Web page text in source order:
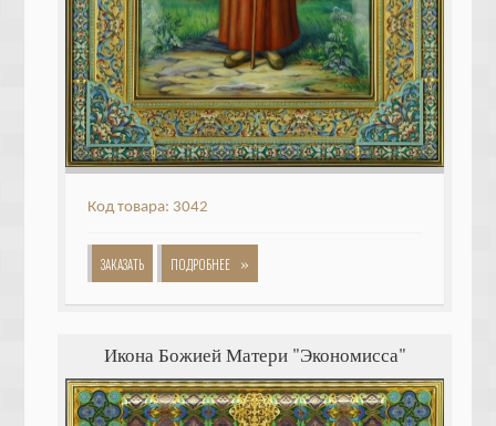
Код товара: 3042
ЗАКАЗАТЬ ПОДРОБНЕЕ »
Икона Божией Матери "Экономисса"